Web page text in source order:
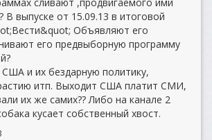
В выпуске от 15.09.13 в итоговой
Объявляют его
его предвыборную программу
и их бездарную политику,
итп. Выходит США платит СМИ,
их же самих?? Либо на канале 2
кусает собственный хвост.